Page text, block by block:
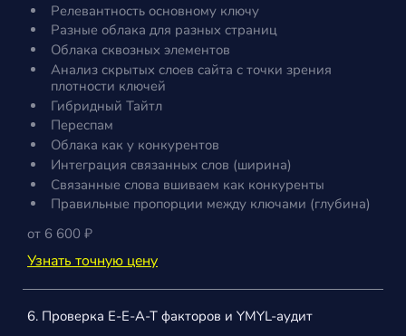
Релевантность основному ключу
Разные облака для разных страниц
Облака сквозных элементов
Анализ скрытых слоев сайта с точки зрения
плотности ключей
Гибридный Тайтл
Переспам
Облака как у конкурентов
Интеграция связанных слов (ширина)
Связанные слова вшиваем как конкуренты
Правильные пропорции между ключами (глубина)
от 6 600 ₽
Узнать точную цену
6. Проверка E-E-A-T факторов и YMYL-аудит